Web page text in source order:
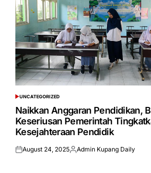
POSTED
IN
UNCATEGORIZED
Naikkan Anggaran Pendidikan,
Keseriusan Pemerintah
Kesejahteraan Pendidik
Posted
August 24, 2025Posted
Admin Kupang Daily